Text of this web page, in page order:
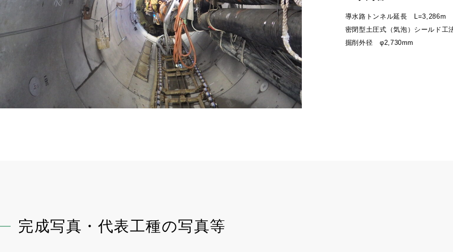
導水路トンネル延長 L=3,286m
密閉型土圧式（気泡）シールド工
掘削外径 φ2,730mm
完成写真・代表工種の写真等